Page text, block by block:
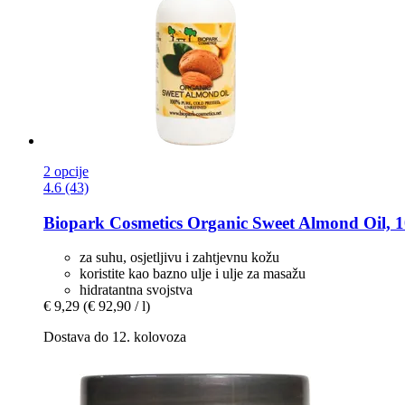
2 opcije
4.6 (43)
Biopark Cosmetics Organic Sweet Almond Oil,
za suhu, osjetljivu i zahtjevnu kožu
koristite kao bazno ulje i ulje za masažu
hidratantna svojstva
€ 9,29 (€ 92,90 / l)
Dostava do 12. kolovoza